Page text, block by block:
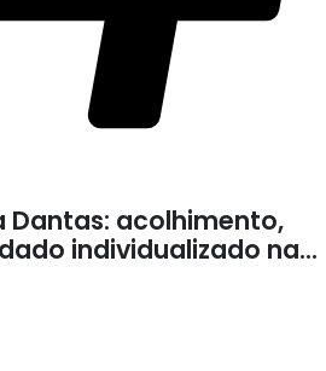
Dantas: acolhimento,
individualizado na